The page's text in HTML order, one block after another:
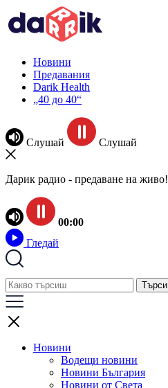
Новини
Предавания
Darik Health
„40 до 40“
Слушай Слушай
Дарик радио - предаване на живо!
00:00
Гледай
Новини
Водещи новини
Новини България
Новини от Света